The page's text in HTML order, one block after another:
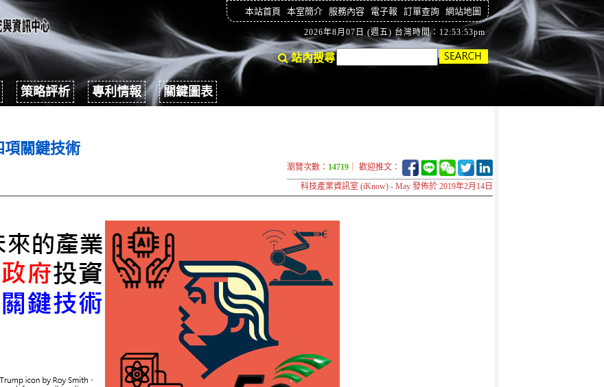
本站首頁 本室簡介 服務內容 電子報 訂單查詢 網站地圖
2026年8月07日 (週五) 台灣時間：12:53:54pm
站內搜尋
策略評析 專利情報 關鍵圖表
項關鍵技術
瀏覽次數： 14719 ｜ 歡迎推文：
科技產業資訊室 (iKnow) - May 發佈於 2019年2月14日